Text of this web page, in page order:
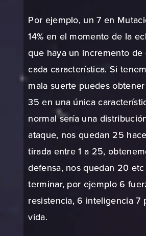
Por ejemplo, un 7 en
14% en el momento de la
que haya un incremento de
cada característica. Si
mala suerte puedes
35 en una única
normal sería una
ataque, nos quedan 25
tirada entre 1 a 25,
defensa, nos quedan 20 etc
terminar, por ejemplo 6
resistencia, 6 inteligencia 7
vida.